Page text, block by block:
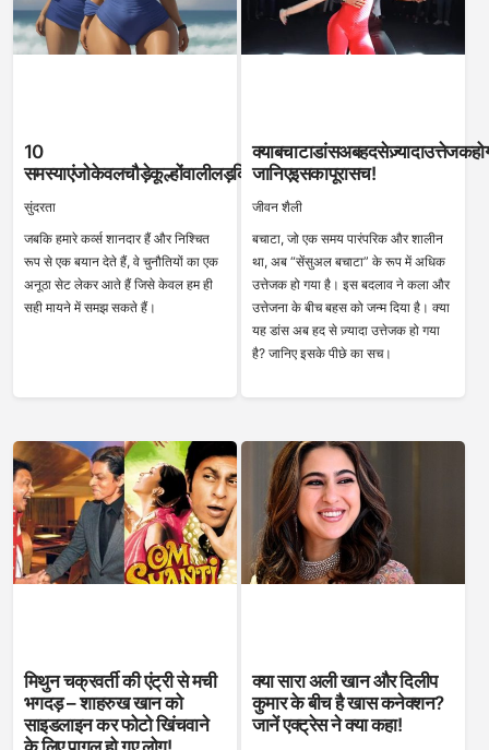
10
समस्याएंजोकेवलचौड़ेकूल्होंवालीलड़कियांहीसमझपाएंगी
सुंदरता
जबकि हमारे कर्व्स शानदार हैं और निश्चित
रूप से एक बयान देते हैं, वे चुनौतियों का एक
अनूठा सेट लेकर आते हैं जिसे केवल हम ही
सही मायने में समझ सकते हैं।
जानिएइसकापूरासच!
जीवन शैली
बचाटा, जो एक समय पारंपरिक और शालीन
था, अब “सेंसुअल बचाटा” के रूप में अधिक
उत्तेजक हो गया है। इस बदलाव ने कला और
उत्तेजना के बीच बहस को जन्म दिया है। क्या
यह डांस अब हद से ज़्यादा उत्तेजक हो गया
है? जानिए इसके पीछे का सच।
मिथुन चक्रवर्ती की एंट्री से मची
भगदड़ – शाहरुख खान को
साइडलाइन कर फोटो खिंचवाने
क्या सारा अली खान और दिलीप
कुमार के बीच है खास कनेक्शन?
जानें एक्ट्रेस ने क्या कहा!